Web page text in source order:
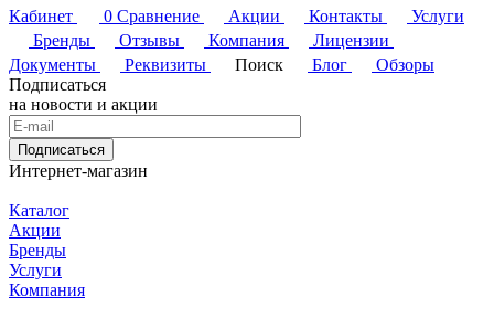
Кабинет
0 Сравнение Акции Контакты
Услуги
Бренды
Отзывы Компания
Лицензии
Документы
Реквизиты Поиск Блог
Обзоры
Подписаться
на новости и акции
Подписаться
Интернет-магазин
Каталог
Акции
Бренды
Услуги
Компания